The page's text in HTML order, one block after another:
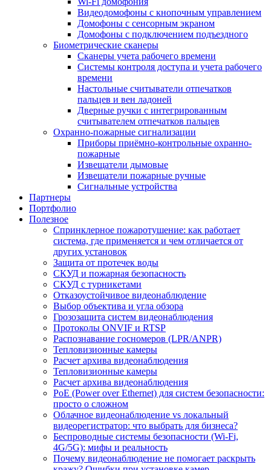
Видеодомофоны с кнопочным управлением
Домофоны с сенсорным экраном
Домофоны с подключением подъездного
Биометрические сканеры
Сканеры учета рабочего времени
Системы контроля доступа и учета рабочего
времени
Настольные считыватели отпечатков
пальцев и вен ладоней
Дверные ручки с интегрированным
считывателем отпечатков пальцев
Охранно-пожарные сигнализации
Приборы приёмно-контрольные охранно-
пожарные
Извещатели дымовые
Извещатели пожарные ручные
Сигнальные устройства
Партнеры
Портфолио
Полезное
Спринклерное пожаротушение: как работает
система, где применяется и чем отличается от
других установок
Защита от протечек воды
СКУД и пожарная безопасность
СКУД с турникетами
Отказоустойчивое видеонаблюдение
Выбор объектива и угла обзора
Грозозащита систем видеонаблюдения
Протоколы ONVIF и RTSP
Распознавание госномеров (LPR/ANPR)
Тепловизионные камеры
Расчет архива видеонаблюдения
Тепловизионные камеры
Расчет архива видеонаблюдения
PoE (Power over Ethernet) для систем безопасности:
просто о сложном
Облачное видеонаблюдение vs локальный
видеорегистратор: что выбрать для бизнеса?
Беспроводные системы безопасности (Wi-Fi,
4G/5G): мифы и реальность
Почему видеонаблюдение не помогает раскрыть